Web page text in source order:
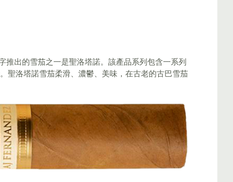
推出的雪茄之一是聖洛塔諾。該產品系列包含一系列
聖洛塔諾雪茄柔滑、濃鬱、美味，在古老的古巴雪茄